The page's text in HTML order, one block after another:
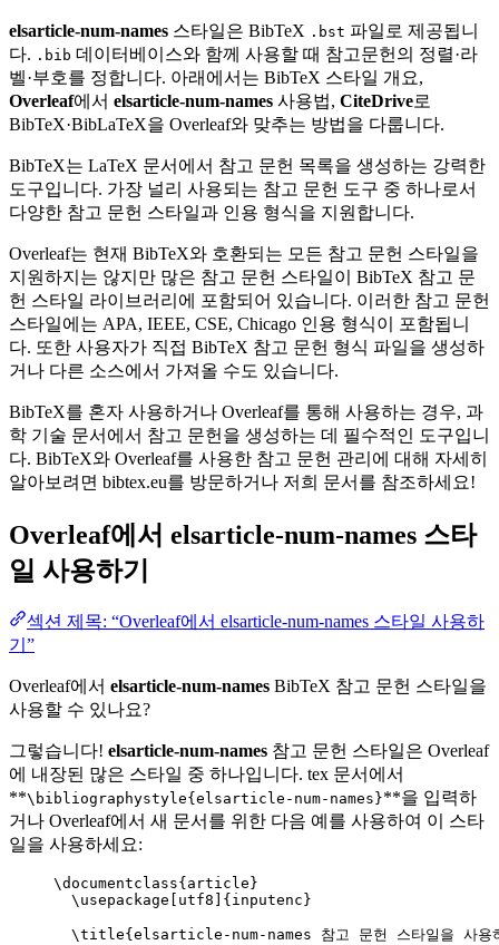
elsarticle-num-names 스타일은 BibTeX .bst 파일로 제공됩니
다. .bib 데이터베이스와 함께 사용할 때 참고문헌의 정렬·라
벨·부호를 정합니다. 아래에서는 BibTeX 스타일 개요,
Overleaf에서 elsarticle-num-names 사용법, CiteDrive로
BibTeX·BibLaTeX을 Overleaf와 맞추는 방법을 다룹니다.
BibTeX는 LaTeX 문서에서 참고 문헌 목록을 생성하는 강력한
도구입니다. 가장 널리 사용되는 참고 문헌 도구 중 하나로서
다양한 참고 문헌 스타일과 인용 형식을 지원합니다.
Overleaf는 현재 BibTeX와 호환되는 모든 참고 문헌 스타일을
지원하지는 않지만 많은 참고 문헌 스타일이 BibTeX 참고 문
헌 스타일 라이브러리에 포함되어 있습니다. 이러한 참고 문헌
스타일에는 APA, IEEE, CSE, Chicago 인용 형식이 포함됩니
다. 또한 사용자가 직접 BibTeX 참고 문헌 형식 파일을 생성하
거나 다른 소스에서 가져올 수도 있습니다.
BibTeX를 혼자 사용하거나 Overleaf를 통해 사용하는 경우, 과
학 기술 문서에서 참고 문헌을 생성하는 데 필수적인 도구입니
다. BibTeX와 Overleaf를 사용한 참고 문헌 관리에 대해 자세히
알아보려면 bibtex.eu를 방문하거나 저희 문서를 참조하세요!
Overleaf에서 elsarticle-num-names 스타
일 사용하기
섹션 제목: “Overleaf에서 elsarticle-num-names 스타일 사용하
기”
Overleaf에서 elsarticle-num-names BibTeX 참고 문헌 스타일을
사용할 수 있나요?
그렇습니다! elsarticle-num-names 참고 문헌 스타일은 Overleaf
에 내장된 많은 스타일 중 하나입니다. tex 문서에서
**\bibliographystyle{elsarticle-num-names}**을 입력하
거나 Overleaf에서 새 문서를 위한 다음 예를 사용하여 이 스타
일을 사용하세요:
\documentclass{ article }
\usepackage
utf8 ]{ inputenc }
\title{elsarticle-num-names 참고 문헌 스타일을 사용